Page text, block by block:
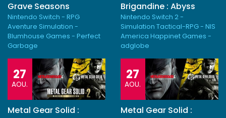
Grave Seasons
Nintendo Switch - RPG
Aventure Simulation -
Blumhouse Games - Perfect
Garbage
Brigandine : Abyss
Nintendo Switch 2 -
Simulation Tactical-RPG - NIS
America Happinet Games -
adglobe
27
AOU.
Metal Gear Solid :
27
AOU.
Metal Gear Solid :